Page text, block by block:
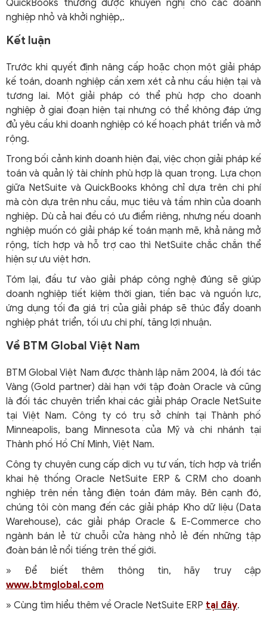
QuickBooks thường được khuyến nghị cho các doanh
nghiệp nhỏ và khởi nghiệp,.
Kết luận
Trước khi quyết định nâng cấp hoặc chọn một giải pháp
kế toán, doanh nghiệp cần xem xét cả nhu cầu hiện tại và
tương lai. Một giải pháp có thể phù hợp cho doanh
nghiệp ở giai đoạn hiện tại nhưng có thể không đáp ứng
đủ yêu cầu khi doanh nghiệp có kế hoạch phát triển và mở
rộng.
Trong bối cảnh kinh doanh hiện đại, việc chọn giải pháp kế
toán và quản lý tài chính phù hợp là quan trọng. Lựa chọn
giữa NetSuite và QuickBooks không chỉ dựa trên chi phí
mà còn dựa trên nhu cầu, mục tiêu và tầm nhìn của doanh
nghiệp. Dù cả hai đều có ưu điểm riêng, nhưng nếu doanh
nghiệp muốn có giải pháp kế toán mạnh mẽ, khả năng mở
rộng, tích hợp và hỗ trợ cao thì NetSuite chắc chắn thể
hiện sự ưu việt hơn.
Tóm lại, đầu tư vào giải pháp công nghệ đúng sẽ giúp
doanh nghiệp tiết kiệm thời gian, tiền bạc và nguồn lực,
ứng dụng tối đa giá trị của giải pháp sẽ thúc đẩy doanh
nghiệp phát triển, tối ưu chi phí, tăng lợi nhuận.
Về BTM Global Việt Nam
BTM Global Việt Nam được thành lập năm 2004, là đối tác
Vàng (Gold partner) dài hạn với tập đoàn Oracle và cũng
là đối tác chuyên triển khai các giải pháp Oracle NetSuite
tại Việt Nam. Công ty có trụ sở chính tại Thành phố
Minneapolis, bang Minnesota của Mỹ và chi nhánh tại
Thành phố Hồ Chí Minh, Việt Nam.
Công ty chuyên cung cấp dịch vụ tư vấn, tích hợp và triển
khai hệ thống Oracle NetSuite ERP & CRM cho doanh
nghiệp trên nền tảng điện toán đám mây. Bên cạnh đó,
chúng tôi còn mang đến các giải pháp Kho dữ liệu (Data
Warehouse), các giải pháp Oracle & E-Commerce cho
ngành bán lẻ từ chuỗi cửa hàng nhỏ lẻ đến những tập
đoàn bán lẻ nổi tiếng trên thế giới.
» Để biết thêm thông tin, hãy truy cập
www.btmglobal.com
» Cùng tìm hiểu thêm về Oracle NetSuite ERP tại đây.